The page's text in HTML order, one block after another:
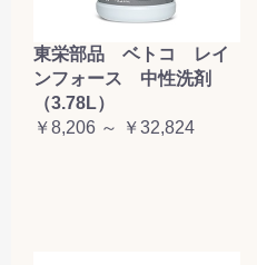
東栄部品 ベトコ レイ
ンフォース 中性洗剤
（3.78L）
￥8,206 ～ ￥32,824